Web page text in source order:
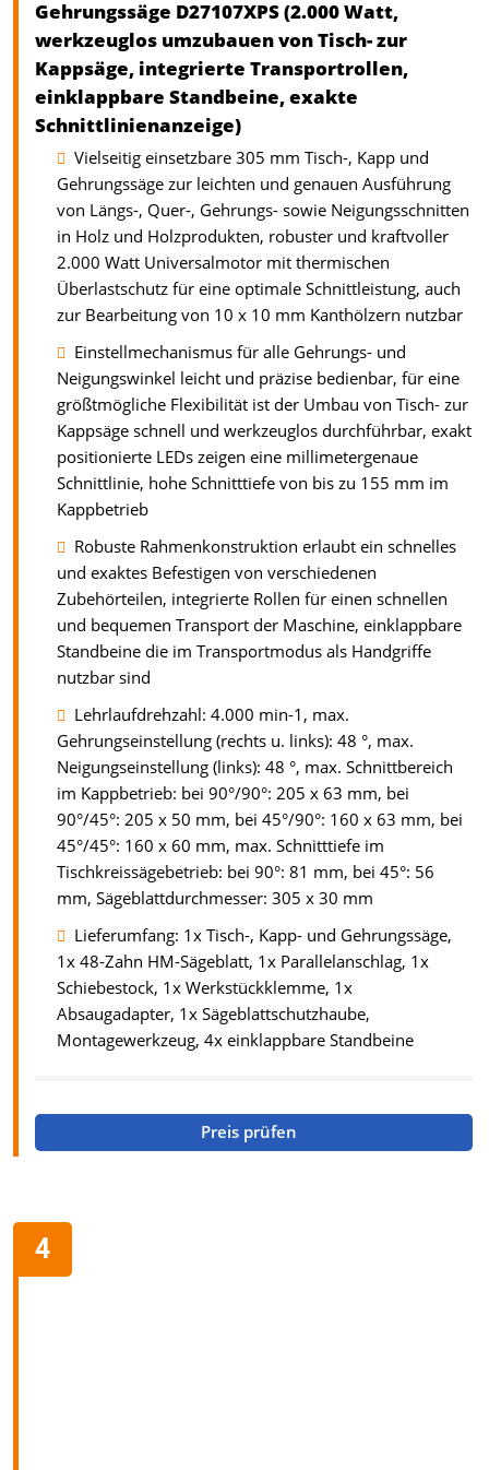
Gehrungssäge D27107XPS (2.000 Watt,
werkzeuglos umzubauen von Tisch- zur
Kappsäge, integrierte Transportrollen,
einklappbare Standbeine, exakte
Schnittlinienanzeige)
Vielseitig einsetzbare 305 mm Tisch-, Kapp und
Gehrungssäge zur leichten und genauen Ausführung
von Längs-, Quer-, Gehrungs- sowie Neigungsschnitten
in Holz und Holzprodukten, robuster und kraftvoller
2.000 Watt Universalmotor mit thermischen
Überlastschutz für eine optimale Schnittleistung, auch
zur Bearbeitung von 10 x 10 mm Kanthölzern nutzbar
Einstellmechanismus für alle Gehrungs- und
Neigungswinkel leicht und präzise bedienbar, für eine
größtmögliche Flexibilität ist der Umbau von Tisch- zur
Kappsäge schnell und werkzeuglos durchführbar, exakt
positionierte LEDs zeigen eine millimetergenaue
Schnittlinie, hohe Schnitttiefe von bis zu 155 mm im
Kappbetrieb
Robuste Rahmenkonstruktion erlaubt ein schnelles
und exaktes Befestigen von verschiedenen
Zubehörteilen, integrierte Rollen für einen schnellen
und bequemen Transport der Maschine, einklappbare
Standbeine die im Transportmodus als Handgriffe
nutzbar sind
Lehrlaufdrehzahl: 4.000 min-1, max.
Gehrungseinstellung (rechts u. links): 48 °, max.
Neigungseinstellung (links): 48 °, max. Schnittbereich
im Kappbetrieb: bei 90°/90°: 205 x 63 mm, bei
90°/45°: 205 x 50 mm, bei 45°/90°: 160 x 63 mm, bei
45°/45°: 160 x 60 mm, max. Schnitttiefe im
Tischkreissägebetrieb: bei 90°: 81 mm, bei 45°: 56
mm, Sägeblattdurchmesser: 305 x 30 mm
Lieferumfang: 1x Tisch-, Kapp- und Gehrungssäge,
1x 48-Zahn HM-Sägeblatt, 1x Parallelanschlag, 1x
Schiebestock, 1x Werkstückklemme, 1x
Absaugadapter, 1x Sägeblattschutzhaube,
Montagewerkzeug, 4x einklappbare Standbeine
Preis prüfen